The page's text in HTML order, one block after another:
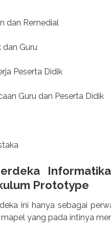
dan Remedial
dan Guru
Peserta Didik
Guru dan Peserta Didik
Prototype
ini hanya sebagai
yang pada intinya